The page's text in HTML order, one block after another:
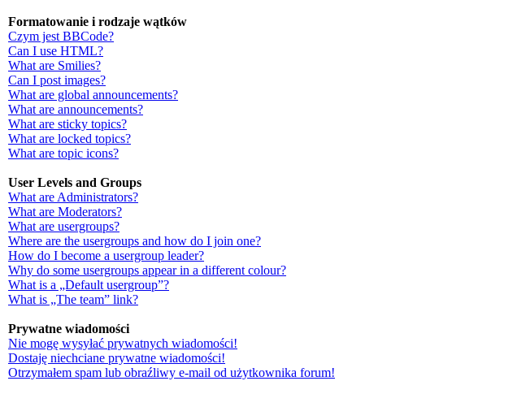
Formatowanie i rodzaje wątków
Czym jest BBCode?
Can I use HTML?
What are Smilies?
Can I post images?
What are global announcements?
What are announcements?
What are sticky topics?
What are locked topics?
What are topic icons?
User Levels and Groups
What are Administrators?
What are Moderators?
What are usergroups?
Where are the usergroups and how do I join one?
How do I become a usergroup leader?
Why do some usergroups appear in a different colour?
What is a „Default usergroup”?
What is „The team” link?
Prywatne wiadomości
Nie mogę wysyłać prywatnych wiadomości!
Dostaję niechciane prywatne wiadomości!
Otrzymałem spam lub obraźliwy e-mail od użytkownika forum!